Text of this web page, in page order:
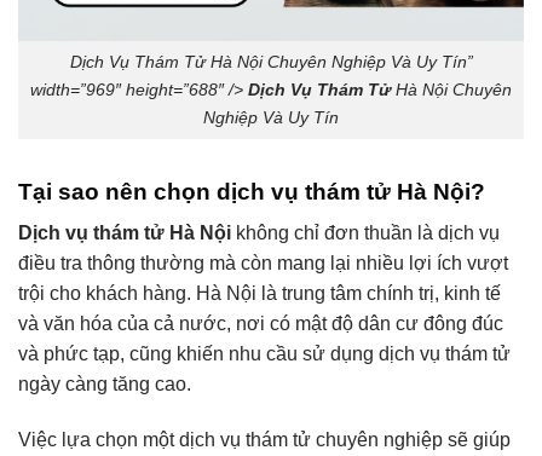
Dịch Vụ Thám Tử Hà Nội Chuyên Nghiệp Và Uy Tín”
width=”969″ height=”688″ /> Dịch Vụ Thám TửHà Nội Chuyên
Nghiệp Và Uy Tín
Tại sao nên chọn dịch vụ thám tử Hà Nội?
Dịch vụ thám tử Hà Nội không chỉ đơn thuần là dịch vụ
điều tra thông thường mà còn mang lại nhiều lợi ích vượt
trội cho khách hàng. Hà Nội là trung tâm chính trị, kinh tế
và văn hóa của cả nước, nơi có mật độ dân cư đông đúc
và phức tạp, cũng khiến nhu cầu sử dụng dịch vụ thám tử
ngày càng tăng cao.
Việc lựa chọn một dịch vụ thám tử chuyên nghiệp sẽ giúp